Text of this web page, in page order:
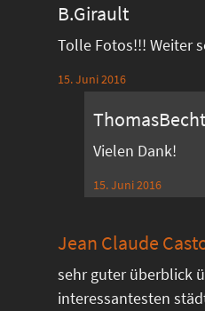
B.Girault
Tolle Fotos!!! Weiter
15. Juni 2016
Vielen Dank!
15. Juni 2016
Jean Claude
sehr guter überblick
interessantesten